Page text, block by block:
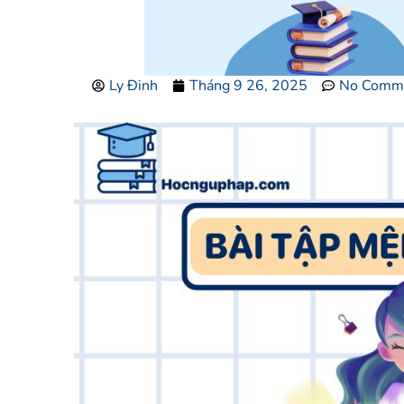
Ly Đinh Tháng 9 26, 2025 No